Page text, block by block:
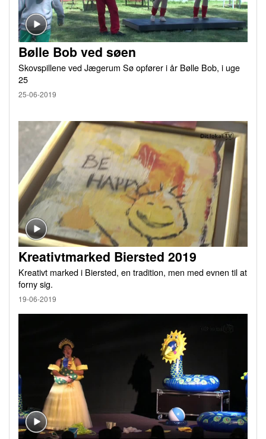
Bølle Bob ved søen
Skovspillene ved Jægerum Sø opfører i år Bølle Bob, i uge
25
25-06-2019
Kreativtmarked Biersted 2019
Kreativt marked i Biersted, en tradition, men med evnen til at
forny sig.
19-06-2019